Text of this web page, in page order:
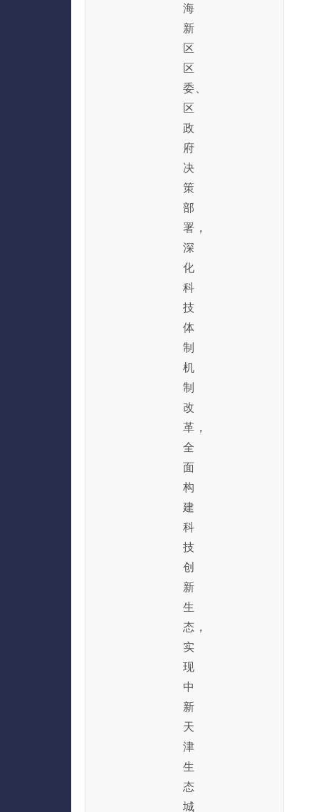
海
新
区
区
委、
区
政
府
决
策
部
署，
深
化
科
技
体
制
机
制
改
革，
全
面
构
建
科
技
创
新
生
态，
实
现
中
新
天
津
生
态
城